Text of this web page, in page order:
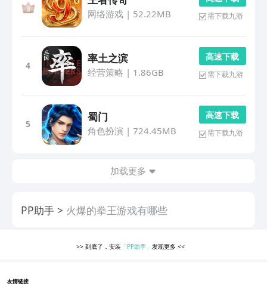
网络游戏| 52.22MB 需下载九游
4
率土之滨
经营策略 | 1.86GB
高 速 下 载
需下载九游
5
蜀门
角色扮演 | 724.45MB
高 速 下 载
需下载九游
加载更多
PP助手 火爆的拳王游戏有哪些
>> 到底了，安装 「PP助手」 发现更多<<
友情链接